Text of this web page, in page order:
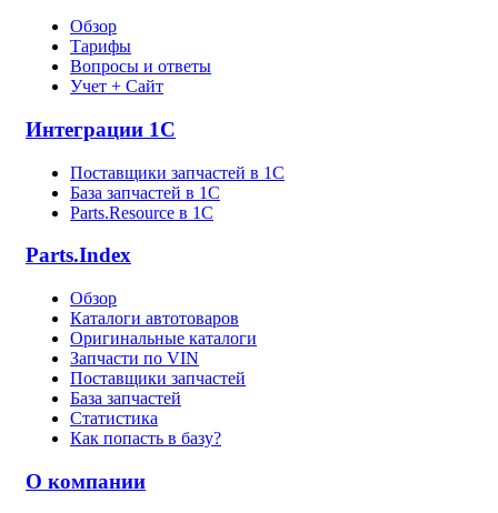
Обзор
Тарифы
Вопросы и ответы
Учет + Сайт
Интеграции 1С
Поставщики запчастей в 1C
База запчастей в 1С
Parts.Resource в 1C
Parts.Index
Обзор
Каталоги автотоваров
Оригинальные каталоги
Запчасти по VIN
Поставщики запчастей
База запчастей
Статистика
Как попасть в базу?
О компании